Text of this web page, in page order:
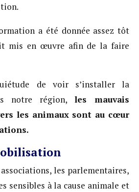
a été donnée assez tôt
mis en œuvre afin de la faire
de voir s’installer la
notre région, les mauvais
les animaux sont au cœur
les parlementaires,
sensibles à la cause animale et